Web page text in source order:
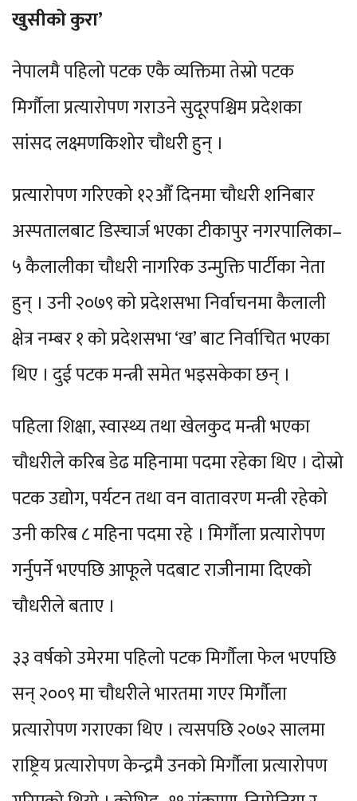
खुसीको कुरा’
नेपालमै पहिलो पटक एकै व्यक्तिमा तेस्रो पटक
मिर्गौला प्रत्यारोपण गराउने सुदूरपश्चिम प्रदेशका
सांसद लक्ष्मणकिशोर चौधरी हुन् ।
प्रत्यारोपण गरिएको १२औँ दिनमा चौधरी शनिबार
अस्पतालबाट डिस्चार्ज भएका टीकापुर नगरपालिका–
५ कैलालीका चौधरी नागरिक उन्मुक्ति पार्टीका नेता
हुन् । उनी २०७९ को प्रदेशसभा निर्वाचनमा कैलाली
क्षेत्र नम्बर १ को प्रदेशसभा ‘ख’ बाट निर्वाचित भएका
थिए । दुई पटक मन्त्री समेत भइसकेका छन् ।
पहिला शिक्षा, स्वास्थ्य तथा खेलकुद मन्त्री भएका
चौधरीले करिब डेढ महिनामा पदमा रहेका थिए । दोस्रो
पटक उद्योग, पर्यटन तथा वन वातावरण मन्त्री रहेको
उनी करिब ८ महिना पदमा रहे । मिर्गौला प्रत्यारोपण
गर्नुपर्ने भएपछि आफूले पदबाट राजीनामा दिएको
चौधरीले बताए ।
३३ वर्षको उमेरमा पहिलो पटक मिर्गौला फेल भएपछि
सन् २००९ मा चौधरीले भारतमा गएर मिर्गौला
प्रत्यारोपण गराएका थिए । त्यसपछि २०७२ सालमा
राष्ट्रिय प्रत्यारोपण केन्द्रमै उनको मिर्गौला प्रत्यारोपण